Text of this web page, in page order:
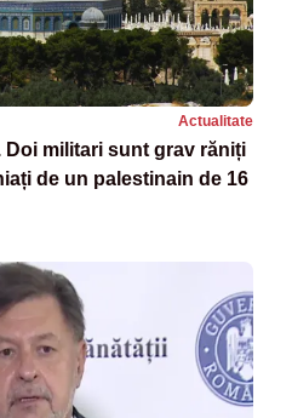
Actualitate
Doi militari sunt grav răniți
de un palestinain de 16